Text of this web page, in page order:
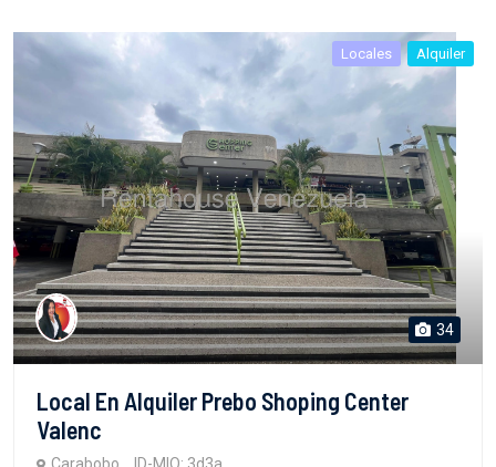
Locales Alquiler
34
Local En Alquiler Prebo Shoping Center
Valenc
Carabobo ID-MIO: 3d3a